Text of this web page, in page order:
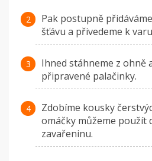
Pak postupně
šťávu a přivedeme k
Ihned stáhneme z ohně
připravené palačinky.
Zdobíme kousky
omáčky můžeme použít
zavařeninu.